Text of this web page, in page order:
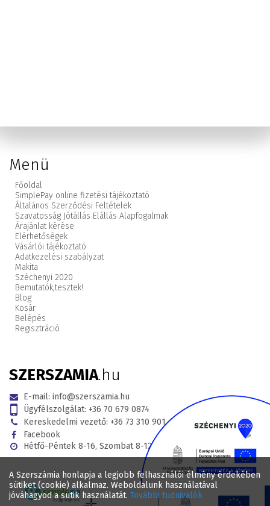
A Szerszámia honlapja a legjobb felhasználói élmény érdekében
sütiket (cookie) alkalmaz. Weboldalunk használatával
jóváhagyod a sütik használatát. További tudnivalók
Menü
Főoldal
SimplePay online fizetési tájékoztató
Általános Szerződési Feltételek
Szavatosság Jótállás Elállás Alapfogalmak
Árajánlat kérése
Elérhetőségek
Vásárlói tájékoztató
Adatkezelési szabályzat
Makita
Széchenyi 2020
Bemutatók,tesztek!
Blog
Kosár
Belépés
Regisztráció
SZERSZAMIA.hu
E-mail: info@szerszamia.hu
Ügyfélszolgálat: +36 70 679 0874
Kereskedelmi vezető: +36 73 310 901
Facebook
Hétfő-Péntek 8-16, Szombat 8-12